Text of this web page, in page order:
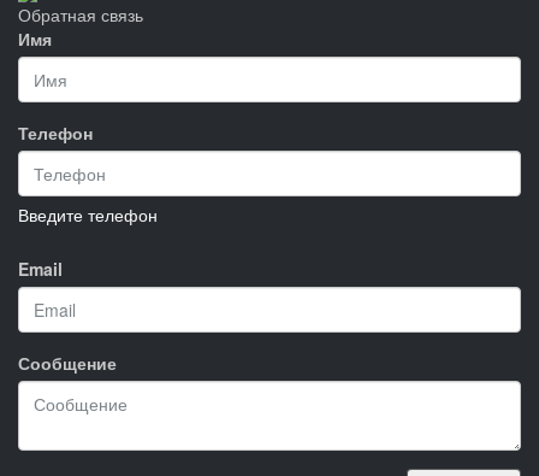
Обратная связь
Имя
Телефон
Введите телефон
Email
Сообщение